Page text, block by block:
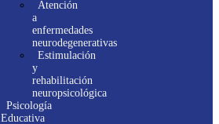
Atención
a
enfermedades
neurodegenerativas
Estimulación
y
rehabilitación
neuropsicológica
Psicología
Educativa